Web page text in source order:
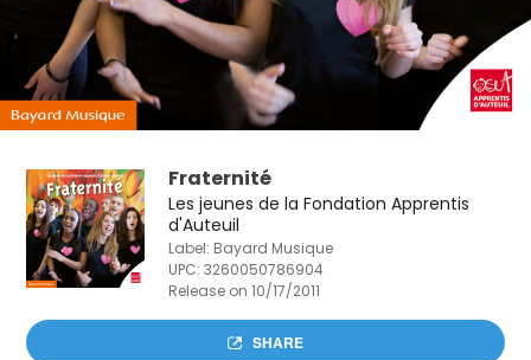
Fraternité
Les jeunes de la Fondation Apprentis
d'Auteuil
Label: Bayard Musique
UPC:3260050786904
Release on 10/17/2011
SHARE